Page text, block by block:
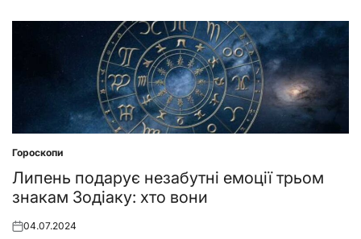
Posted
in
Гороскопи
Липень подарує незабутні емоції трьом
знакам Зодіаку: хто вони
Posted
04.07.2024